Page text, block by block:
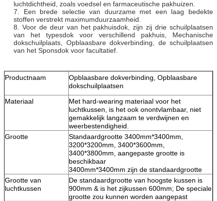
luchtdichtheid, zoals voedsel en farmaceutische pakhuizen.
7. Een brede selectie van duurzame met een laag bedekte
stoffen verstrekt maximumduurzaamheid.
8. Voor de deur van het pakhuisdok, zijn zij drie schuilplaatsen
van het typesdok voor verschillend pakhuis, Mechanische
dokschuilplaats, Opblaasbare dokverbinding, de schuilplaatsen
van het Sponsdok voor facultatief.
Productnaam
Opblaasbare dokverbinding, Opblaasbare
dokschuilplaatsen
Materiaal
Met hard-wearing materiaal voor het
luchtkussen, is het ook onontvlambaar, niet
gemakkelijk langzaam te verdwijnen en
weerbestendigheid.
Grootte
Standaardgrootte 3400mm*3400mm,
3200*3200mm, 3400*3600mm,
3400*3800mm, aangepaste grootte is
beschikbaar
3400mm*3400mm zijn de standaardgrootte
Grootte van
luchtkussen
De standaardgrootte van hoogste kussen is
900mm & is het zijkussen 600mm; De speciale
grootte zou kunnen worden aangepast